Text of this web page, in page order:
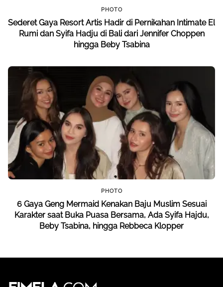
PHOTO
Sederet Gaya Resort Artis Hadir di Pernikahan Intimate El
Rumi dan Syifa Hadju di Bali dari Jennifer Choppen
hingga Beby Tsabina
PHOTO
6 Gaya Geng Mermaid Kenakan Baju Muslim Sesuai
Karakter saat Buka Puasa Bersama, Ada Syifa Hajdu,
Beby Tsabina, hingga Rebbeca Klopper